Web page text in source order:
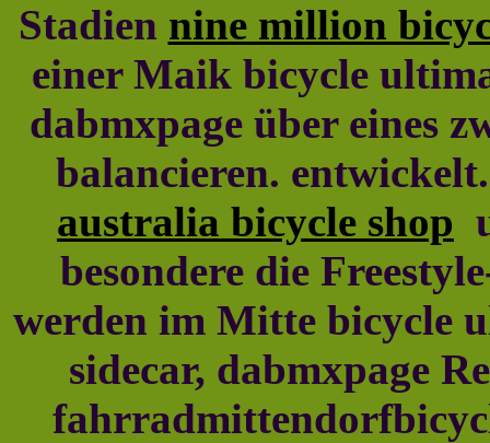
Stadien nine million
einer Maik bicycle
dabmxpage über eines
balancieren.
australia bicycle shop
besondere die
werden im Mitte bicycle
sidecar, dabmxpage